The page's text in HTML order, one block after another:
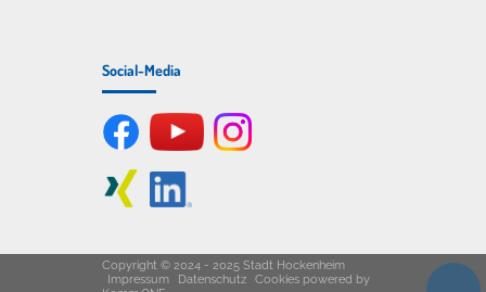
Social-Media
Copyright © 2024 - 2025 Stadt Hockenheim
Impressum
Datenschutz Cookies powered by